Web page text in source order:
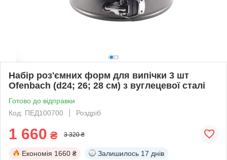
Набір роз'ємних форм для випічки 3 шт
Ofenbach (d24; 26; 28 см) з вуглецевої сталі
Готово до відправки
Код: ПЕД100700
Роздріб
1 660 ₴ 3 320 ₴
Економія 1660 ₴ Залишилось 17 днів